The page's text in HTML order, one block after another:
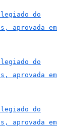
do
aprovada em
do
aprovada em
do
aprovada em